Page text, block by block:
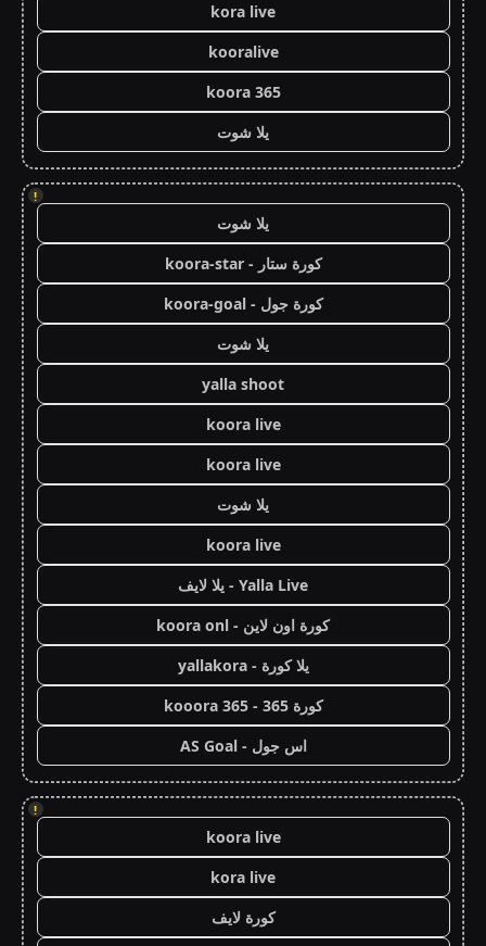
kora live
kooralive
koora 365
يلا شوت
!
يلا شوت
كورة ستار - koora-star
كورة جول - koora-goal
يلا شوت
yalla shoot
koora live
koora live
يلا شوت
koora live
Yalla Live - يلا لايف
كورة اون لاين - koora onl
يلا كورة - yallakora
كورة 365 - kooora 365
اس جول - AS Goal
!
koora live
kora live
كورة لايف